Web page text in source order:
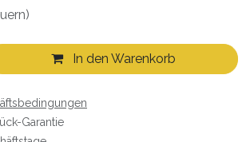
In den Warenkorb
Garantie